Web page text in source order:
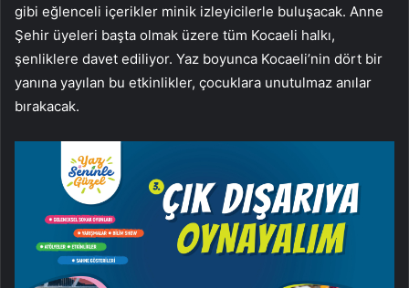
gibi eğlenceli içerikler minik izleyicilerle buluşacak. Anne
Şehir üyeleri başta olmak üzere tüm Kocaeli halkı,
şenliklere davet ediliyor. Yaz boyunca Kocaeli’nin dört bir
yanına yayılan bu etkinlikler, çocuklara unutulmaz anılar
bırakacak.